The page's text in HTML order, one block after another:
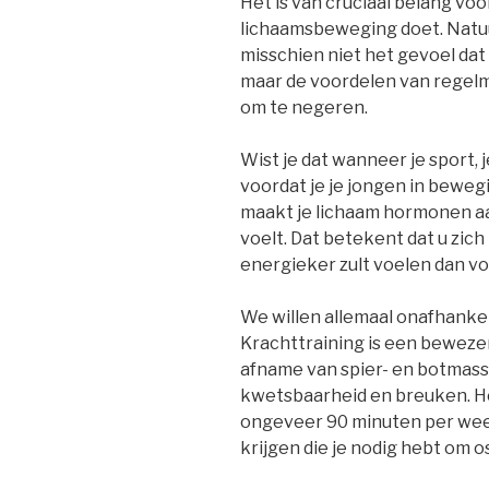
lichaamsbeweging doet.
misschien niet het gevoel
maar de voordelen van
om te negeren.
Wist je dat wanneer je sport,
voordat je je jongen in
maakt je lichaam hormonen
voelt. Dat betekent dat u
energieker zult voelen dan
We willen allemaal
Krachttraining is een
afname van spier- en
kwetsbaarheid en breuken.
ongeveer 90 minuten per
krijgen die je nodig hebt om